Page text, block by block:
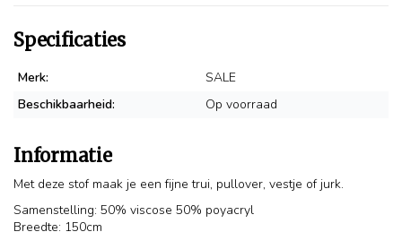
Specificaties
Merk:
SALE
Beschikbaarheid:
Op voorraad
Informatie
Met deze stof maak je een fijne trui, pullover, vestje of jurk.
Samenstelling: 50% viscose 50% poyacryl
Breedte: 150cm